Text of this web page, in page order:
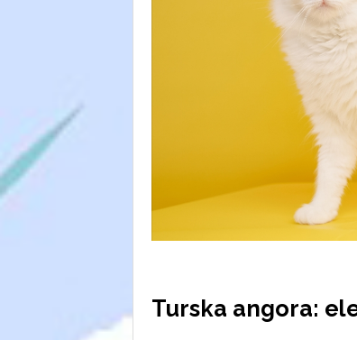
Turska angora: